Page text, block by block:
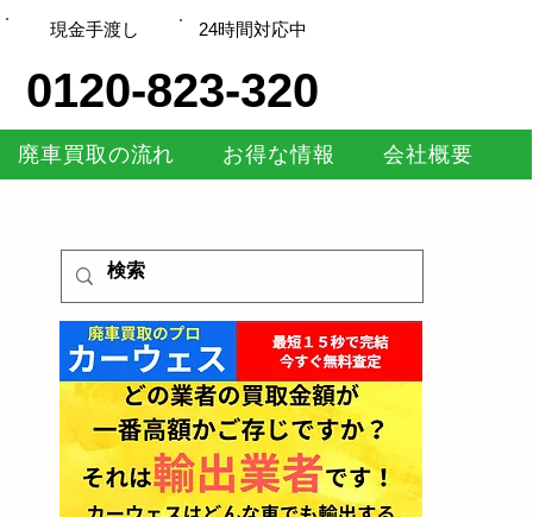
現金手渡し ​24時間対応中
0120-823-320
廃車買取の流れ お得な情報 会社概要